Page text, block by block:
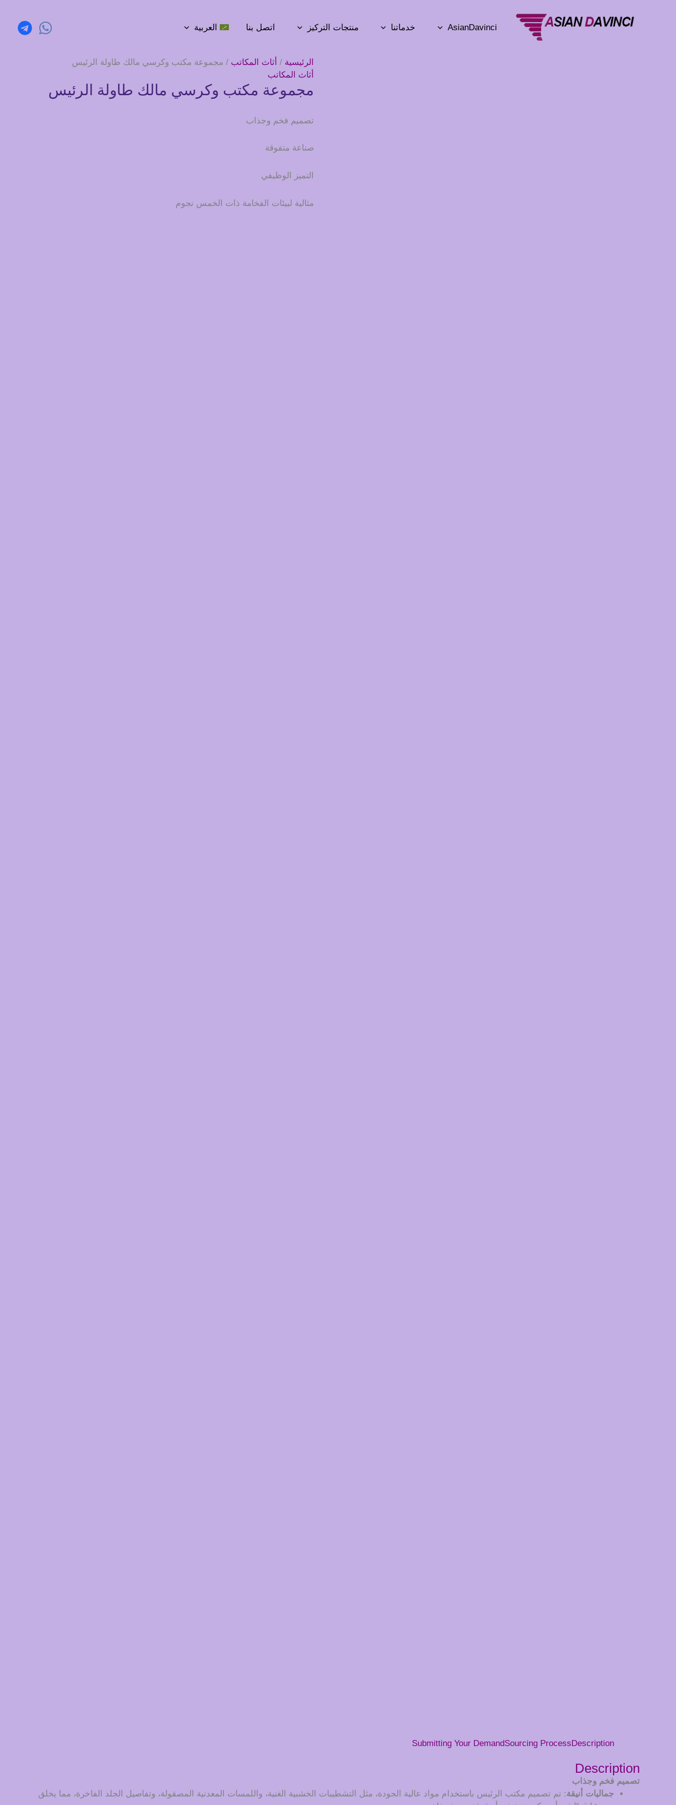
AsianDavinci خدماتنا منتجات التركيز اتصل بنا العربية
الرئيسية / أثاث المكاتب / مجموعة مكتب وكرسي مالك طاولة الرئيس
أثاث المكاتب
مجموعة مكتب وكرسي مالك طاولة الرئيس
تصميم فخم وجذاب
صناعة متفوقة
التميز الوظيفي
مثالية لبيئات الفخامة ذات الخمس نجوم
Description
Sourcing Process
Submitting Your Demand
Description
تصميم فخم وجذاب
جماليات أنيقة: تم تصميم مكتب الرئيس باستخدام مواد عالية الجودة، مثل التشطيبات الخشبية الغنية، واللمسات المعدنية المصقولة، وتفاصيل الجلد الفاخرة، مما يخلق